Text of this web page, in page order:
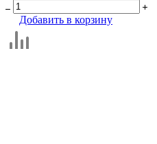
Добавить в корзину